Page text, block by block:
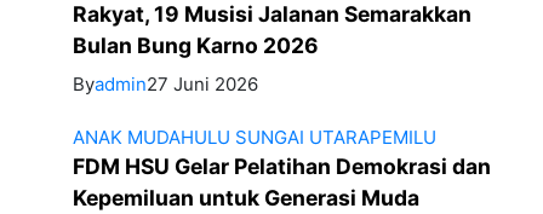
Rakyat, 19 Musisi Jalanan Semarakkan
Bulan Bung Karno 2026
Byadmin27 Juni 2026
ANAK MUDAHULU SUNGAI UTARAPEMILU
FDM HSU Gelar Pelatihan Demokrasi dan
Kepemiluan untuk Generasi Muda